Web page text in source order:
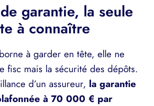
garantie, la seule
à connaître
à garder en tête, elle ne
fisc mais la sécurité des dépôts.
d’un assureur, la garantie
à 70 000 € par